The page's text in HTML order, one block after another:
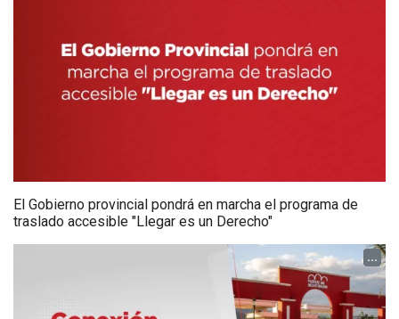
El Gobierno provincial pondrá en marcha el programa de
traslado accesible "Llegar es un Derecho"
...